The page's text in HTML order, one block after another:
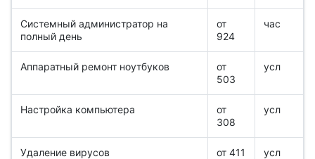
Системный администратор на
полный день
от
924
час
Аппаратный ремонт ноутбуков
от
503
усл
Настройка компьютера
от
308
усл
Удаление вирусов от 411 усл